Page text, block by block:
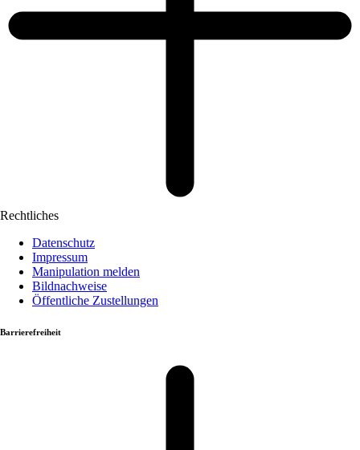
Rechtliches
Datenschutz
Impressum
Manipulation melden
Bildnachweise
Öffentliche Zustellungen
Barrierefreiheit